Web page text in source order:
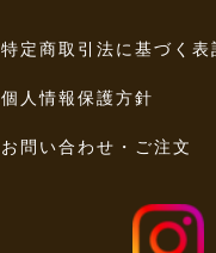
特定商取引法に基づく表
個人情報保護方針
お問い合わせ・ご注文